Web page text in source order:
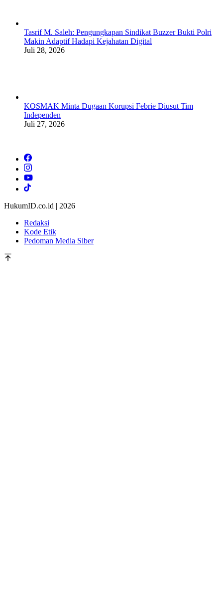
Tasrif M. Saleh: Pengungkapan Sindikat Buzzer Bukti Polri
Makin Adaptif Hadapi Kejahatan Digital
Juli 28, 2026
KOSMAK Minta Dugaan Korupsi Febrie Diusut Tim
Independen
Juli 27, 2026
HukumID.co.id | 2026
Redaksi
Kode Etik
Pedoman Media Siber